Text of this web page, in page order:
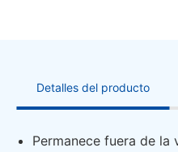
Detalles del producto
Permanece fuera de